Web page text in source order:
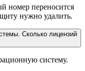
номер переносится
нужно удалить.
Сколько лицензий
систему.